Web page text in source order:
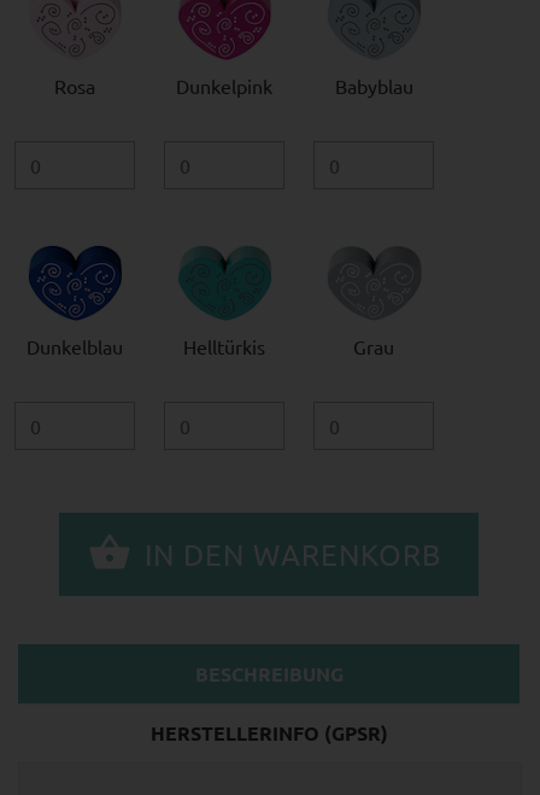
Rosa Dunkelpink Babyblau
Dunkelblau Helltürkis Grau
BESCHREIBUNG
HERSTELLERINFO (GPSR)